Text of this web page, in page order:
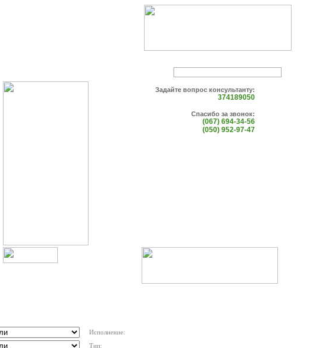
Задайте вопрос консультанту:
374189050
Спасибо за звонок:
(067) 694-34-56
(050) 952-97-47
Исполнение:
Тип: